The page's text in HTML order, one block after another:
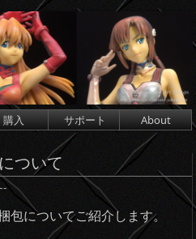
購入 サポート
About
ついて
についてご紹介します。